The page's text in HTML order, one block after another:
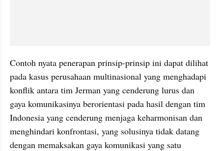
Contoh nyata penerapan prinsip-prinsip ini dapat dilihat
pada kasus perusahaan multinasional yang menghadapi
konflik antara tim Jerman yang cenderung lurus dan
gaya komunikasinya berorientasi pada hasil dengan tim
Indonesia yang cenderung menjaga keharmonisan dan
menghindari konfrontasi, yang solusinya tidak datang
dengan memaksakan gaya komunikasi yang satu